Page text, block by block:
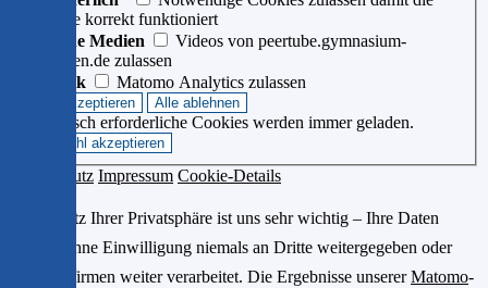
Website korrekt funktioniert
Externe Medien
Videos von peertube.gymnasium-
ditzingen.de zulassen
Statistik
Matomo Analytics zulassen
Technisch erforderliche Cookies werden immer geladen.
Datenschutz Impressum Cookie-Details
Der Schutz Ihrer Privatsphäre ist uns sehr wichtig – Ihre Daten
werden ohne Einwilligung niemals an Dritte weitergegeben oder
von Drittfirmen weiter verarbeitet. Die Ergebnisse unsererMatomo-